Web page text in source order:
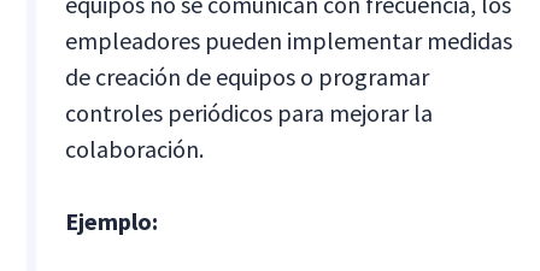
empleadores pueden implementar medidas
de creación de equipos o programar
controles periódicos para mejorar la
colaboración.
Ejemplo: